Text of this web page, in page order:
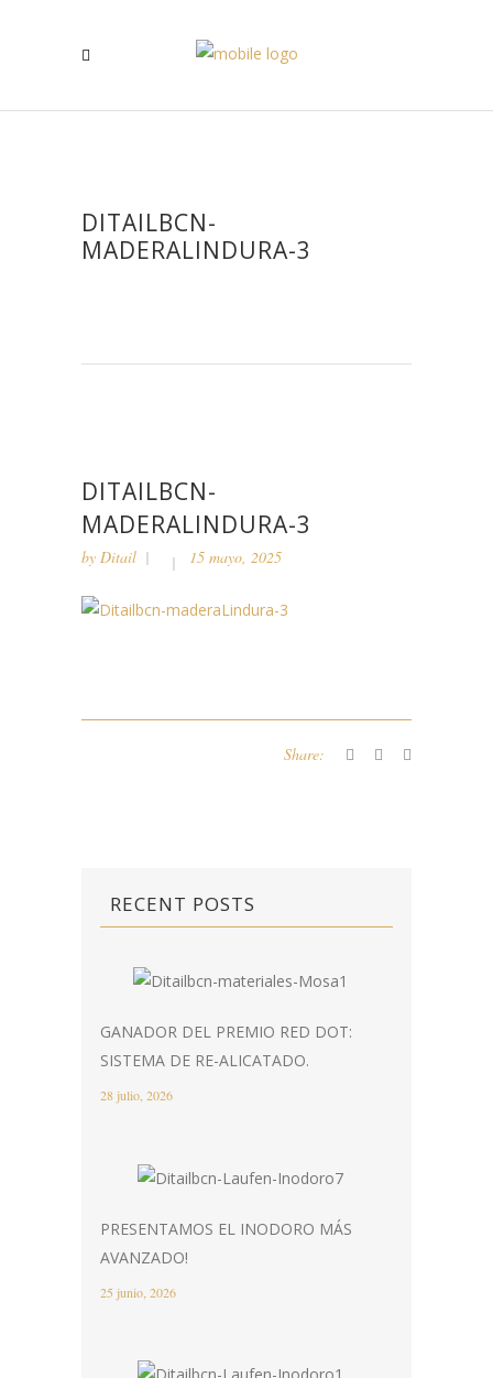
DITAILBCN-
MADERALINDURA-3
DITAILBCN-
MADERALINDURA-3
by Ditail 15 mayo, 2025
Share:
RECENT POSTS
GANADOR DEL PREMIO RED DOT:
SISTEMA DE RE-ALICATADO.
28 julio, 2026
PRESENTAMOS EL INODORO MÁS
AVANZADO!
25 junio, 2026